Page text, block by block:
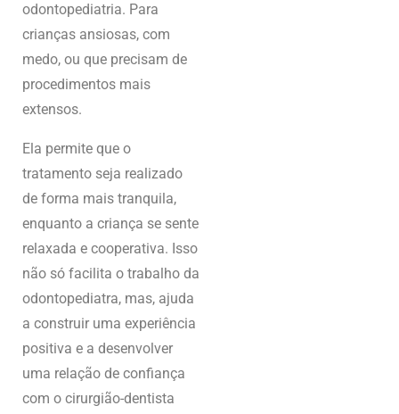
odontopediatria. Para
crianças ansiosas, com
medo, ou que precisam de
procedimentos mais
extensos.
Ela permite que o
tratamento seja realizado
de forma mais tranquila,
enquanto a criança se sente
relaxada e cooperativa. Isso
não só facilita o trabalho da
odontopediatra, mas, ajuda
a construir uma experiência
positiva e a desenvolver
uma relação de confiança
com o cirurgião-dentista